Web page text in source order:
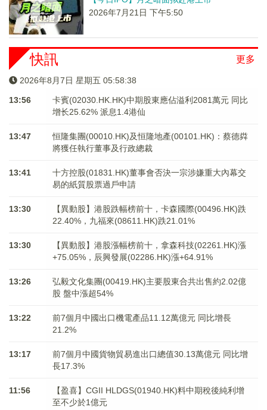
2026年7月21日 下午5:50
更多
快訊
2026年8月7日 星期五 05:58:39
13:56
卡賓(02030.HK.HK)中期股東應佔溢利2081萬元 同比
增长25.62% 派息1.4港仙
13:47
恒隆集團(00010.HK)及恒隆地產(00101.HK)：蔡德粦
將獲任執行董事及行政總裁
13:41
十方控股(01831.HK)董事會否決一宗涉嫌重大內幕交
易的紙質股票過戶申請
13:30
【異動股】港股跌幅榜前十，卡森國際(00496.HK)跌
22.40%，九福來(08611.HK)跌21.01%
13:30
【異動股】港股漲幅榜前十，拿森科技(02261.HK)漲
+75.05%，辰興發展(02286.HK)漲+64.91%
13:26
弘毅文化集團(00419.HK)主要股東合共出售約2.02億
股 盤中漲超54%
13:22
前7個月中國出口機電產品11.12萬億元 同比增長
21.2%
13:17
前7個月中國貨物貿易進出口總值30.13萬億元 同比增
長17.3%
11:56
【盈喜】CGII HLDGS(01940.HK)料中期稅後純利增
至不少於1億元